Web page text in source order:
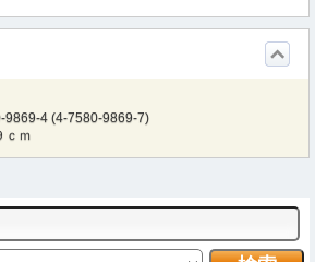
9869-4 (4-7580-9869-7)
ｃｍ